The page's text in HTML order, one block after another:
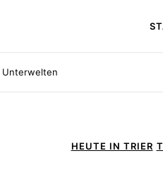
Unterwelten
HEUTE IN TRIER